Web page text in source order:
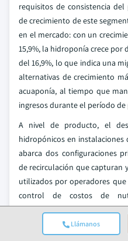
Llámanos
requisitos de consistencia
de crecimiento de este
en el mercado: con un
15,9%, la hidroponía crece
del 16,9%, lo que indica una
alternativas de crecimiento
acuaponía, al tiempo que
ingresos durante el período de
A nivel de producto, el
hidropónicos en instalaciones
abarca dos configuraciones
de recirculación que
utilizados por operadores
control de costos de
instalaciones a gran escala
certificadas por BPF de
instalación de 355.000 pies